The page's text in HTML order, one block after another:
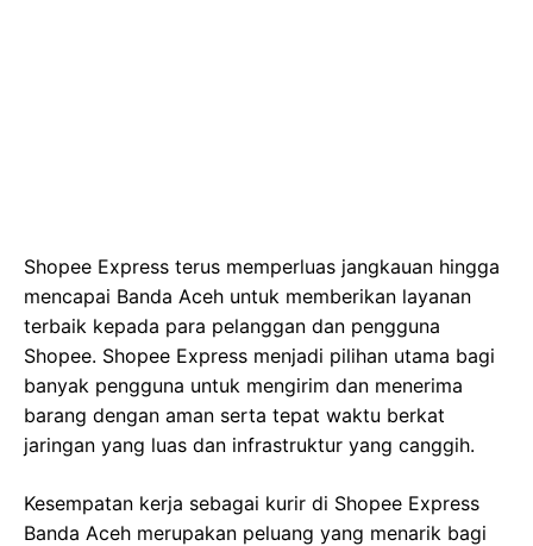
Shopee Express terus memperluas jangkauan hingga
mencapai Banda Aceh untuk memberikan layanan
terbaik kepada para pelanggan dan pengguna
Shopee. Shopee Express menjadi pilihan utama bagi
banyak pengguna untuk mengirim dan menerima
barang dengan aman serta tepat waktu berkat
jaringan yang luas dan infrastruktur yang canggih.
Kesempatan kerja sebagai kurir di Shopee Express
Banda Aceh merupakan peluang yang menarik bagi